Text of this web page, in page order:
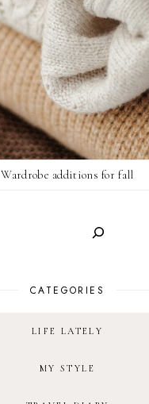
Wardrobe additions for fall
CATEGORIES
LIFE LATELY
MY STYLE